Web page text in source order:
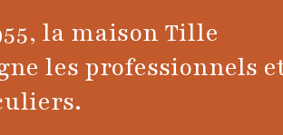
la maison Tille
les professionnels